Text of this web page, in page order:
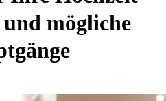
mögliche